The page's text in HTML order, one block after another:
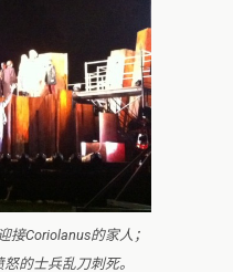
Coriolanus的家人；
的士兵乱刀刺死。